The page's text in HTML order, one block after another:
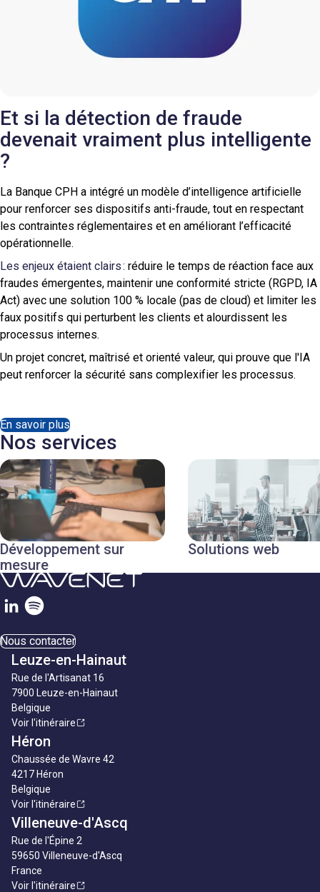
Et si la détection de fraude
devenait vraiment plus intelligente
?
La Banque CPH a intégré un modèle d’intelligence artificielle
pour renforcer ses dispositifs anti-fraude, tout en respectant
les contraintes réglementaires et en améliorant l’efficacité
opérationnelle.
Les enjeux étaient clairs : réduire le temps de réaction face aux
fraudes émergentes, maintenir une conformité stricte (RGPD, IA
Act) avec une solution 100 % locale (pas de cloud) et limiter les
faux positifs qui perturbent les clients et alourdissent les
processus internes.
Un projet concret, maîtrisé et orienté valeur, qui prouve que l'IA
peut renforcer la sécurité sans complexifier les processus.
En savoir plus
Nos services
Développement sur
mesure
Solutions web
Nous contacter
Leuze-en-Hainaut
Rue de l'Artisanat 16
7900 Leuze-en-Hainaut
Belgique
Voir l'itinéraire
Héron
Chaussée de Wavre 42
4217 Héron
Belgique
Voir l'itinéraire
Villeneuve-d'Ascq
Rue de l'Épine 2
59650 Villeneuve-d'Ascq
France
Voir l'itinéraire